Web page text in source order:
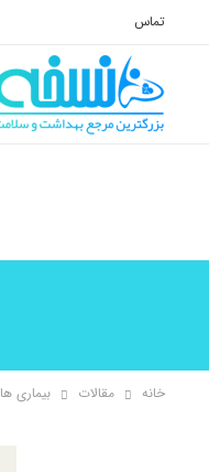
تماس
خانه مقالات بیماری ها